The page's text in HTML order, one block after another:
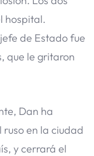
hospital.
de Estado fue
que le gritaron
Dan ha
en la ciudad
y cerrará el